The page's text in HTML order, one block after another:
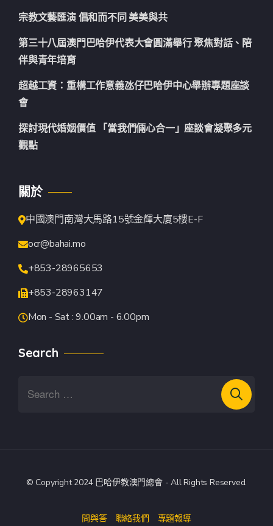
宗教文藝匯演 倡和而不同 美美與共
第三十八屆澳門巴哈伊代表大會圓滿舉行 聚焦對話、陪
伴與青年培育
超越工資：重構工作意義氹仔巴哈伊中心舉辦專題座談
會
探討現代婚姻價值 「當我們倆心合一」座談會凝聚多元
觀點
關於
中國澳門南灣大馬路15號金輝大廈5樓E-F
ocr@bahai.mo
+853-28965653
+853-28963147
Mon - Sat : 9.00am - 6.00pm
Search
© Copyright 2024 巴哈伊教澳門總會 - All Rights Reserved.
問與答 聯絡我們 專題報導